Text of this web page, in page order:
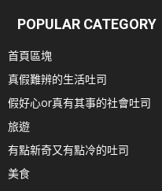
POPULAR CATEGORY
首頁區塊
真假難辨的生活吐司
假好心or真有其事的社會吐司
旅遊
有點新奇又有點冷的吐司
美食